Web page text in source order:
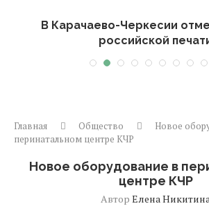
В Карачаево-Черкесии
российской
Главная Общество
Новое
перинатальном центре КЧР
Новое оборудование в
центре КЧР
Автор Елена